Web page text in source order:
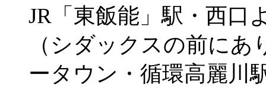
JR「東飯能」駅・西口
（シダックスの前に
ータウン・循環高麗川